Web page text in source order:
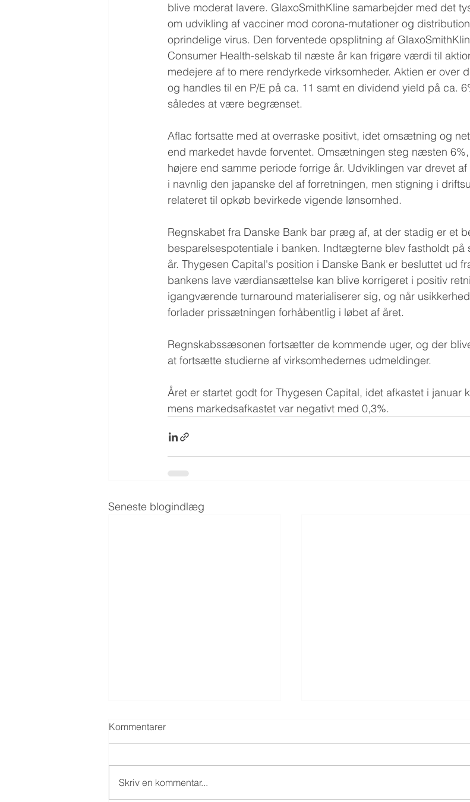
blive moderat lavere. GlaxoSmithKline samarbejder med det
om udvikling af vacciner mod corona-mutationer og
oprindelige virus. Den forventede opsplitning af
Consumer Health-selskab til næste år kan frigøre værdi til
medejere af to mere rendyrkede virksomheder. Aktien er over
og handles til en P/E på ca. 11 samt en dividend yield på ca.
således at være begrænset.
Aflac fortsatte med at overraske positivt, idet omsætning og
end markedet havde forventet. Omsætningen steg næsten
højere end samme periode forrige år. Udviklingen var drevet
i navnlig den japanske del af forretningen, men stigning i
relateret til opkøb bevirkede vigende lønsomhed.
Regnskabet fra Danske Bank bar præg af, at der stadig er et
besparelsespotentiale i banken. Indtægterne blev fastholdt på
år. Thygesen Capital's position i Danske Bank er besluttet ud
bankens lave værdiansættelse kan blive korrigeret i positiv
igangværende turnaround materialiserer sig, og når
forlader prissætningen forhåbentlig i løbet af året.
Regnskabssæsonen fortsætter de kommende uger, og der
at fortsætte studierne af virksomhedernes udmeldinger.
Året er startet godt for Thygesen Capital, idet afkastet i januar
mens markedsafkastet var negativt med 0,3%.
Seneste blogindlæg
Kommentarer
Skriv en kommentar...